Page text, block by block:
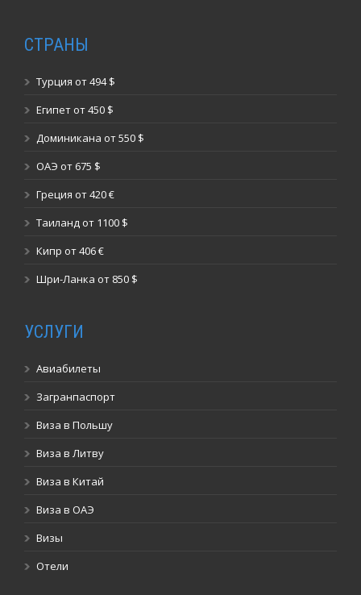
СТРАНЫ
Турция от 494 $
Египет от 450 $
Доминикана от 550 $
ОАЭ от 675 $
Греция от 420 €
Таиланд от 1100 $
Кипр от 406 €
Шри-Ланка от 850 $
УСЛУГИ
Авиабилеты
Загранпаспорт
Виза в Польшу
Виза в Литву
Виза в Китай
Виза в ОАЭ
Визы
Отели